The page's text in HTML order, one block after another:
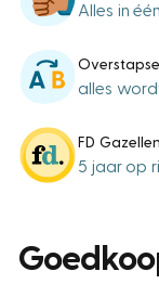
Alles in
alles
FD
5 jaar op